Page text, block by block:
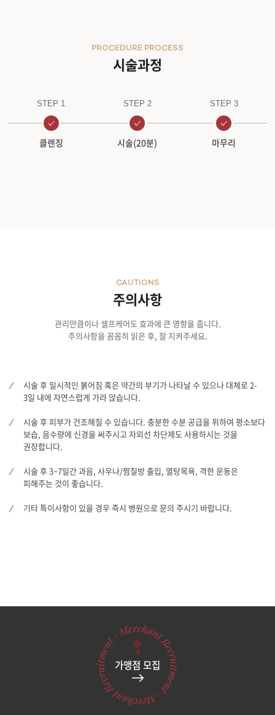
시술과정
PROCEDURE PROCESS
STEP 1
클렌징
STEP 2
시술(20분)
STEP 3
마무리
주의사항
CAUTIONS
관리만큼이나 셀프케어도 효과에 큰 영향을 줍니다.
주의사항을 꼼꼼히 읽은 후, 잘 지켜주세요.
시술 후 일시적인 붉어짐 혹은 약간의 부기가 나타날 수 있으나 대체로 2-
3일 내에 자연스럽게 가라 앉습니다.
시술 후 피부가 건조해질 수 있습니다. 충분한 수분 공급을 위하여 평소보다
보습, 음수량에 신경을 써주시고 자외선 차단제도 사용하시는 것을
권장합니다.
시술 후 3~7일간 과음, 사우나/찜질방 출입, 열탕목욕, 격한 운동은
피해주는 것이 좋습니다.
기타 특이사항이 있을 경우 즉시 병원으로 문의 주시기 바랍니다.
가맹점 모집